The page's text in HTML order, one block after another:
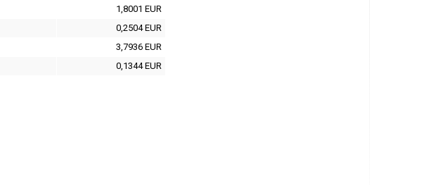
1,8001 EUR
0,2504 EUR
3,7936 EUR
0,1344 EUR